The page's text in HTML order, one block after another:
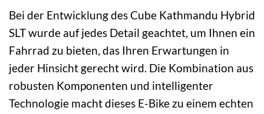
Bei der Entwicklung des Cube Kathmandu Hybrid
SLT wurde auf jedes Detail geachtet, um Ihnen ein
Fahrrad zu bieten, das Ihren Erwartungen in
jeder Hinsicht gerecht wird. Die Kombination aus
robusten Komponenten und intelligenter
Technologie macht dieses E-Bike zu einem echten